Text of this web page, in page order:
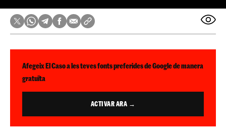
Afegeix El Caso a les teves fonts preferides de Google de manera
gratuïta
ACTIVAR ARA →